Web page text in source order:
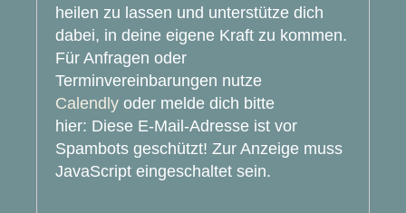
heilen zu lassen und unterstütze dich
dabei, in deine eigene Kraft zu kommen.
Für Anfragen oder
Terminvereinbarungen nutze
Calendly oder melde dich bitte
hier: Diese E-Mail-Adresse ist vor
Spambots geschützt! Zur Anzeige muss
JavaScript eingeschaltet sein.